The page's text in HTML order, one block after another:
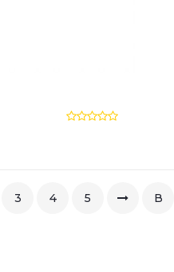
3 4 5 В